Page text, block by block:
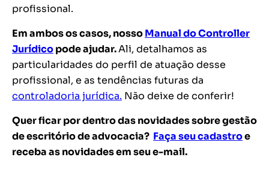
profissional.
Em ambos os casos, nossoManual do Controller
Jurídicopode ajudar.Ali, detalhamos as
particularidades do perfil de atuação desse
profissional, e as tendências futuras da
controladoria jurídica. Não deixe de conferir!
Quer ficar por dentro das novidades sobre gestão
de escritório de advocacia? Faça seu cadastroe
receba as novidades em seu e-mail.